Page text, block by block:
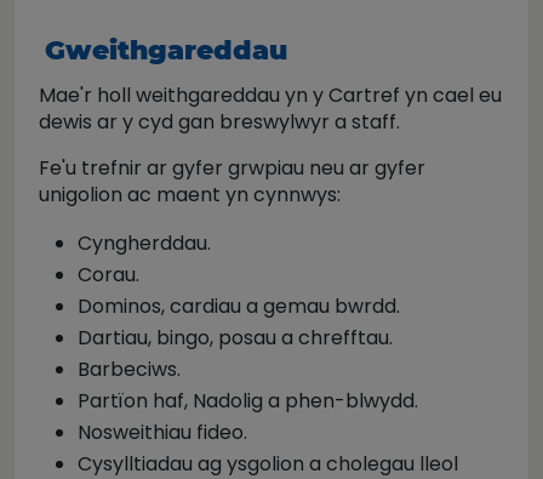
Gweithgareddau
Mae'r holl weithgareddau yn y Cartref yn cael eu
dewis ar y cyd gan breswylwyr a staff.
Fe'u trefnir ar gyfer grwpiau neu ar gyfer
unigolion ac maent yn cynnwys:
Cyngherddau.
Corau.
Dominos, cardiau a gemau bwrdd.
Dartiau, bingo, posau a chrefftau.
Barbeciws.
Partïon haf, Nadolig a phen-blwydd.
Nosweithiau fideo.
Cysylltiadau ag ysgolion a cholegau lleol